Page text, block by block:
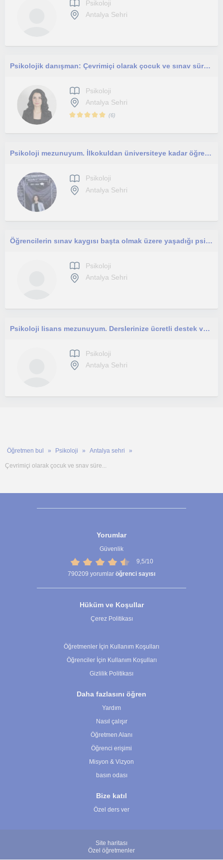
Psikoloji
Antalya Sehri
Psikolojik danışman: Çevrimiçi olarak çocuk ve sınav sürecindeki ergenlerle; kaygı, odaklanma ve anksiyete çalışıyorum
Psikoloji
Antalya Sehri
(6)
Psikoloji mezunuyum. İlkokuldan üniversiteye kadar öğrencilere bire bir online eğitim koçluğu ve motivasyon desteği sunmaktayım
Psikoloji
Antalya Sehri
Öğrencilerin sınav kaygısı başta olmak üzere yaşadığı psikolojik sorunlara yönelik çalışmalar yapıyorum.
Psikoloji
Antalya Sehri
Psikoloji lisans mezunuyum. Derslerinize ücretli destek veya lise psikoloji, sosyoloji ve felsefe dersleri için ulaşabilirsiniz
Psikoloji
Antalya Sehri
Öğretmen bul Psikoloji Antalya sehri
Çevrimiçi olarak çocuk ve snav süre...
Yorumlar
Güvenlik
9,5/10
790209 yorumlar öğrenci sayısı
Hüküm ve Koşullar
Çerez Politikası
Öğretmenler İçin Kullanım Koşulları
Öğrenciler İçin Kullanım Koşulları
Gizlilik Politikası
Daha fazlasını öğren
Yardım
Nasıl çalışır
Öğretmen Alanı
Öğrenci erişimi
Misyon & Vizyon
basın odası
Bize katıl
Özel ders ver
Site haritası
Özel öğretmenler